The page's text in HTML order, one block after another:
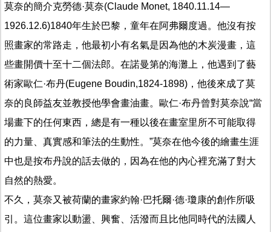
莫奈的簡介克勞德·莫奈(Claude Monet, 1840.11.14—
1926.12.6)1840年生於巴黎，童年在阿弗爾度過。他沒有按
照畫家的常路走，他最初小有名氣是因為他的木炭漫畫，這
些畫開價十至十二個法郎。在諾曼第的海灘上，他遇到了藝
術家歐仁·布丹(Eugene Boudin,1824-1898)，他後來成了莫
奈的良師益友並教授他學會畫油畫。歐仁·布丹曾對莫奈說“當
場畫下的任何東西，總是有一種以後在畫室里所不可能取得
的力量、真實感和筆法的生動性。”莫奈在他今後的繪畫生涯
中也是按布丹說的話去做的，因為在他的內心裡充滿了對大
自然的熱愛。
不久，莫奈又被荷蘭的畫家約翰·巴托爾·德·瓊康的創作所吸
引。這位畫家以動盪、興奮、活潑而且比他同時代的法國人